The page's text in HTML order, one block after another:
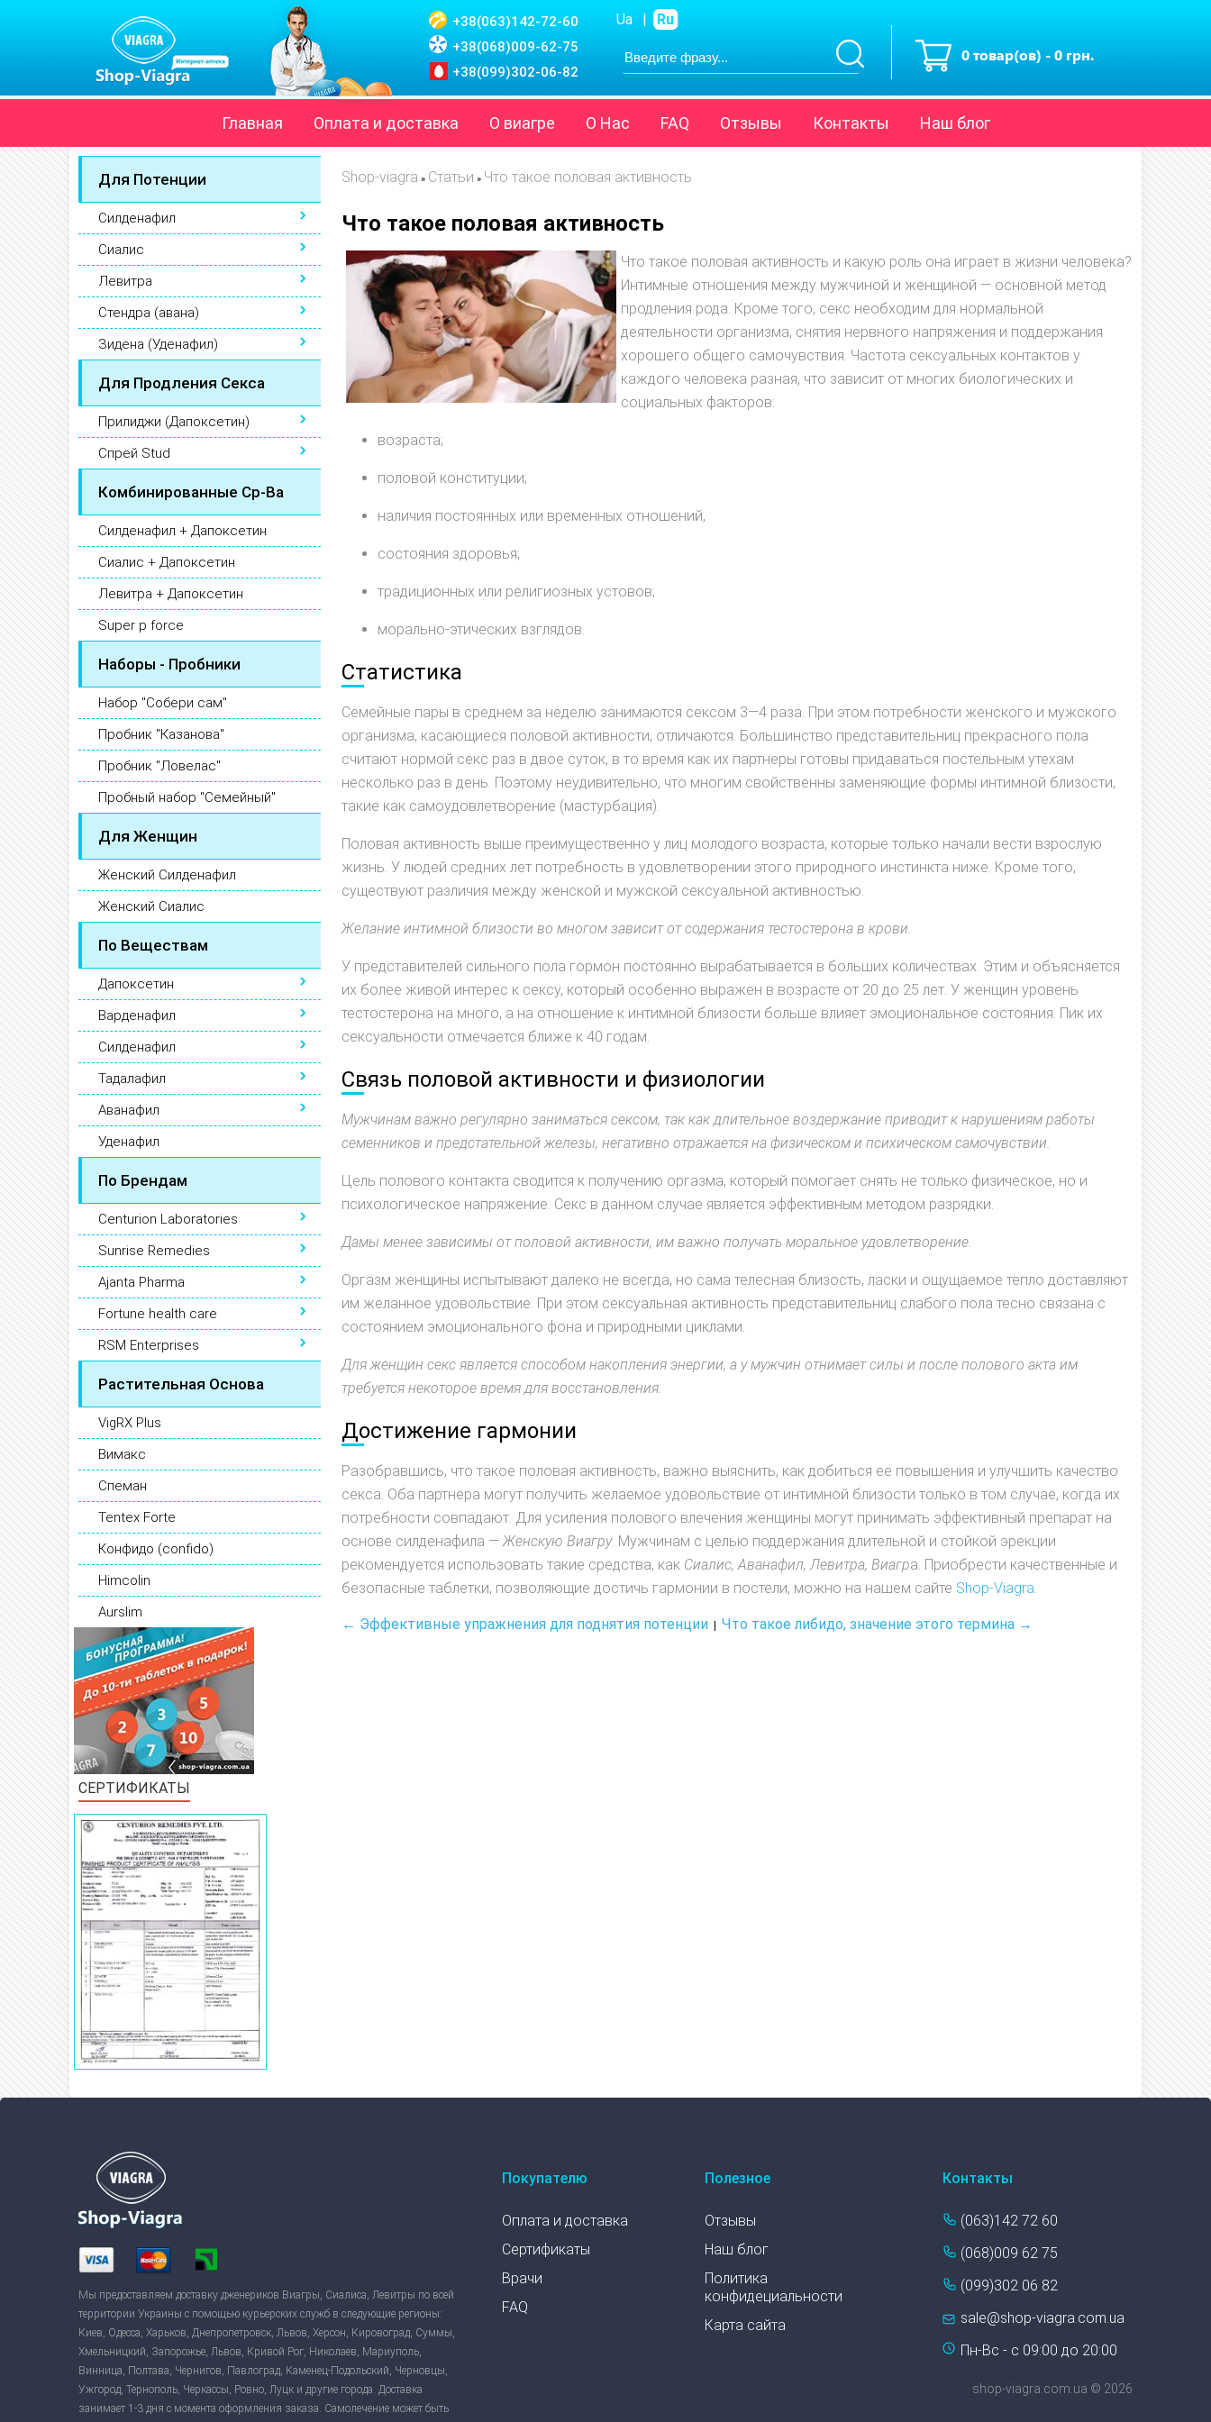
+38(063)142-72-60
+38(068)009-62-75
+38(099)302-06-82
0 товар(ов) - 0 грн.
Главная Оплата и доставка О виагре О Нас FAQ Отзывы Контакты Наш блог
Ua | Ru
Для Потенции
Силденафил
Сиалис
Левитра
Стендра (авана)
Зидена (Уденафил)
Для Продления Секса
Прилиджи (Дапоксетин)
Спрей Stud
Комбинированные Ср-Ва
Силденафил + Дапоксетин
Сиалис + Дапоксетин
Левитра + Дапоксетин
Super p force
Наборы - Пробники
Набор "Собери сам"
Пробник "Казанова"
Пробник "Ловелас"
Пробный набор "Семейный"
Для Женщин
Женский Силденафил
Женский Сиалис
По Веществам
Дапоксетин
Варденафил
Силденафил
Тадалафил
Аванафил
Уденафил
По Брендам
Centurion Laboratories
Sunrise Remedies
Ajanta Pharma
Fortune health care
RSM Enterprises
Растительная Основа
VigRX Plus
Вимакс
Спеман
Tentex Forte
Конфидо (confido)
Himcolin
Aurslim
СЕРТИФИКАТЫ
Shop-viagra » Статьи » Что такое половая активность
Что такое половая активность
Что такое половая активность и какую роль она играет в жизни человека?
Интимные отношения между мужчиной и женщиной — основной метод
продления рода. Кроме того, секс необходим для нормальной
деятельности организма, снятия нервного напряжения и поддержания
хорошего общего самочувствия. Частота сексуальных контактов у
каждого человека разная, что зависит от многих биологических и
социальных факторов:
возраста;
половой конституции;
наличия постоянных или временных отношений,
состояния здоровья;
традиционных или религиозных устовов;
морально-этических взглядов.
Статистика
Семейные пары в среднем за неделю занимаются сексом 3—4 раза. При этом потребности женского и мужского
организма, касающиеся половой активности, отличаются. Большинство представительниц прекрасного пола
считают нормой секс раз в двое суток, в то время как их партнеры готовы придаваться постельным утехам
несколько раз в день. Поэтому неудивительно, что многим свойственны заменяющие формы интимной близости,
такие как самоудовлетворение (мастурбация).
Половая активность выше преимущественно у лиц молодого возраста, которые только начали вести взрослую
жизнь. У людей средних лет потребность в удовлетворении этого природного инстинкта ниже. Кроме того,
существуют различия между женской и мужской сексуальной активностью.
Желание интимной близости во многом зависит от содержания тестостерона в крови.
У представителей сильного пола гормон постоянно вырабатывается в больших количествах. Этим и объясняется
их более живой интерес к сексу, который особенно выражен в возрасте от 20 до 25 лет. У женщин уровень
тестостерона на много, а на отношение к интимной близости больше влияет эмоциональное состояния. Пик их
сексуальности отмечается ближе к 40 годам.
Связь половой активности и физиологии
Мужчинам важно регулярно заниматься сексом, так как длительное воздержание приводит к нарушениям работы
семенников и предстательной железы, негативно отражается на физическом и психическом самочувствии.
Цель полового контакта сводится к получению оргазма, который помогает снять не только физическое, но и
психологическое напряжение. Секс в данном случае является эффективным методом разрядки.
Дамы менее зависимы от половой активности, им важно получать моральное удовлетворение.
Оргазм женщины испытывают далеко не всегда, но сама телесная близость, ласки и ощущаемое тепло доставляют
им желанное удовольствие. При этом сексуальная активность представительниц слабого пола тесно связана с
состоянием эмоционального фона и природными циклами.
Для женщин секс является способом накопления энергии, а у мужчин отнимает силы и после полового акта им
требуется некоторое время для восстановления.
Достижение гармонии
Разобравшись, что такое половая активность, важно выяснить, как добиться ее повышения и улучшить качество
секса. Оба партнера могут получить желаемое удовольствие от интимной близости только в том случае, когда их
потребности совпадают. Для усиления полового влечения женщины могут принимать эффективный препарат на
основе силденафила —Женскую Виагру. Мужчинам с целью поддержания длительной и стойкой эрекции
рекомендуется использовать такие средства, как Сиалис, Аванафил, Левитра, Виагра. Приобрести качественные и
безопасные таблетки, позволяющие достичь гармонии в постели, можно на нашем сайте Shop-Viagra.
← Эффективные упражнения для поднятия потенции |Что такое либидо, значение этого термина →
Мы предоставляем доставку дженериков Виагры, Сиалиса, Левитры по всей
территории Украины с помощью курьерских служб в следующие регионы:
Киев, Одесса, Харьков, Днепропетровск, Львов, Херсон, Кировоград, Суммы,
Хмельницкий, Запорожье, Львов, Кривой Рог, Николаев, Мариуполь,
Винница, Полтава, Чернигов, Павлоград, Каменец-Подольский, Черновцы,
Ужгород, Тернополь, Черкассы, Ровно, Луцк и другие города. Доставка
занимает 1-3 дня с момента оформления заказа. Самолечение может быть
Покупателю
Оплата и доставка
Сертификаты
Врачи
FAQ
Полезное
Отзывы
Наш блог
Политика
конфидециальности
Карта сайта
Контакты
(063)142 72 60
(068)009 62 75
(099)302 06 82
sale@shop-viagra.com.ua
Пн-Вс - с 09:00 до 20:00
shop-viagra.com.ua © 2026